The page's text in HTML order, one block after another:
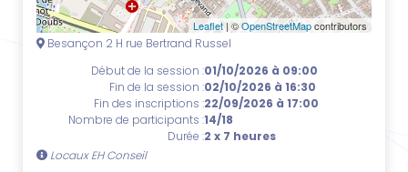
Leaflet| ©OpenStreetMapcontributors
Besançon 2 H rue Bertrand Russel
Début de la session :01/10/2026 à 09:00
Fin de la session :02/10/2026 à 16:30
Fin des inscriptions :22/09/2026 à 17:00
Nombre de participants :14/18
Durée :2 x 7 heures
Locaux EH Conseil